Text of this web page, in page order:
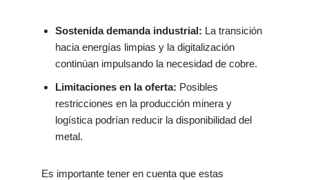
Sostenida demanda industrial: La transición
hacia energías limpias y la digitalización
continúan impulsando la necesidad de cobre.
Limitaciones en la oferta: Posibles
restricciones en la producción minera y
logística podrían reducir la disponibilidad del
metal.
Es importante tener en cuenta que estas